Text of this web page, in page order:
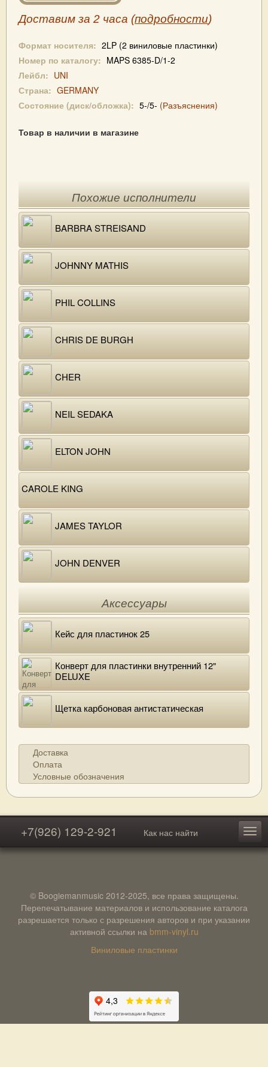
Доставим за 2 часа (подробности)
Формат носителя: 2LP (2 виниловые пластинки)
Номер по каталогу: MAPS 6385-D/1-2
Лейбл: UNI
Страна: GERMANY
Состояние (диск/обложка): 5-/5- (Разъяснения)
Товар в наличии в магазине
Похожие исполнители
BARBRA STREISAND
JOHNNY MATHIS
PHIL COLLINS
CHRIS DE BURGH
CHER
NEIL SEDAKA
ELTON JOHN
CAROLE KING
JAMES TAYLOR
JOHN DENVER
Аксессуары
Кейс для пластинок 25
Конверт для пластинки внутренний 12"
DELUXE
Щетка карбоновая антистатическая
Доставка
Оплата
Условные обозначения
+7(926) 129-2-921 Как нас найти
© Boogiemanmusic 2012-2025, все права защищены.
Перепечатывание материалов и использование каталога
разрешается только с разрешения авторов и при указании
активной ссылки на bmm-vinyl.ru
Виниловые пластинки